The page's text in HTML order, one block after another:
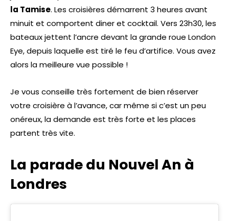
la Tamise. Les croisières démarrent 3 heures avant
minuit et comportent diner et cocktail. Vers 23h30, les
bateaux jettent l’ancre devant la grande roue London
Eye, depuis laquelle est tiré le feu d’artifice. Vous avez
alors la meilleure vue possible !
Je vous conseille très fortement de bien réserver
votre croisière à l’avance, car même si c’est un peu
onéreux, la demande est très forte et les places
partent très vite.
La parade du Nouvel An à
Londres